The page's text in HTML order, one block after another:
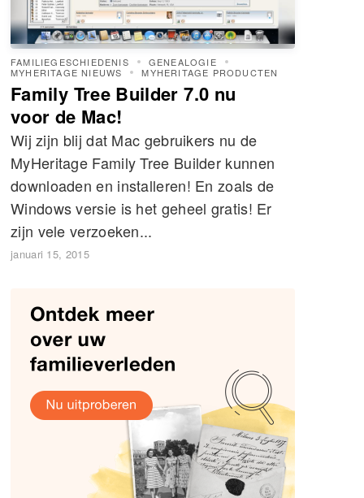
FAMILIEGESCHIEDENIS
GENEALOGIE
MYHERITAGE NIEUWS
MYHERITAGE PRODUCTEN
Family Tree Builder 7.0 nu
voor de Mac!
Wij zijn blij dat Mac gebruikers nu de
MyHeritage Family Tree Builder kunnen
downloaden en installeren! En zoals de
Windows versie is het geheel gratis! Er
zijn vele verzoeken...
januari 15, 2015